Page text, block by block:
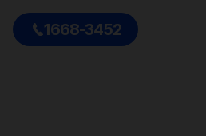
1668-3452